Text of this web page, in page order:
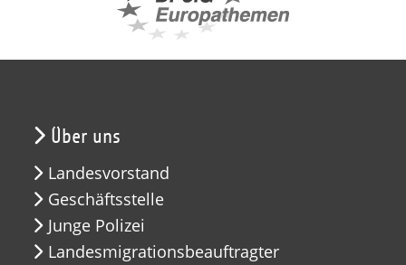
Über uns
Landesvorstand
Geschäftsstelle
Junge Polizei
Landesmigrationsbeauftragter